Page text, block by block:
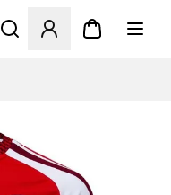
en Modal för att